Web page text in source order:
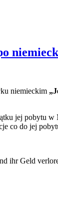
niemieckim
jej pobytu
co do jej
ihr Geld